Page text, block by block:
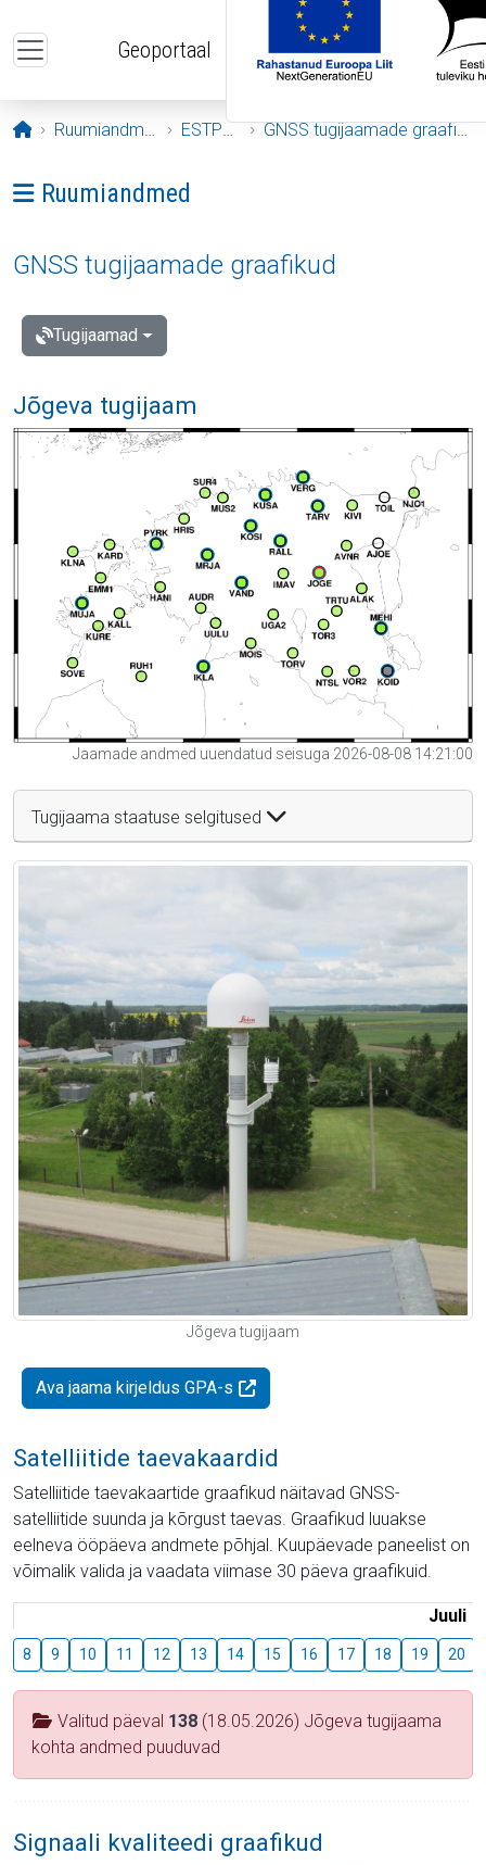
Geoportaal
Avaleht
Ruumiandmed ESTPOS GNSS tugijaamade graafikud
Ava menüü: Ruumiandmed
Ruumiandmed
GNSS tugijaamade graafikud
Tugijaamad
Jõgeva tugijaam
Jaamade andmed uuendatud seisuga 2026-08-08 14:21:00
Tugijaama staatuse selgitused
Jõgeva tugijaam
Ava jaama kirjeldus GPA-s
Satelliitide taevakaardid
Satelliitide taevakaartide graafikud näitavad GNSS-
satelliitide suunda ja kõrgust taevas. Graafikud luuakse
eelneva ööpäeva andmete põhjal. Kuupäevade paneelist on
võimalik valida ja vaadata viimase 30 päeva graafikuid.
Juuli
8 9 10 11 12 13 14 15 16 17 18 19 20
Valitud päeval 138 (18.05.2026) Jõgeva tugijaama
kohta andmed puuduvad
Signaali kvaliteedi graafikud